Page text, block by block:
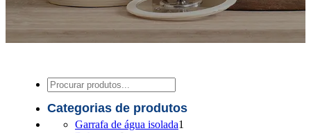
Pesquisar
Categorias de produtos
Garrafa de água isolada1